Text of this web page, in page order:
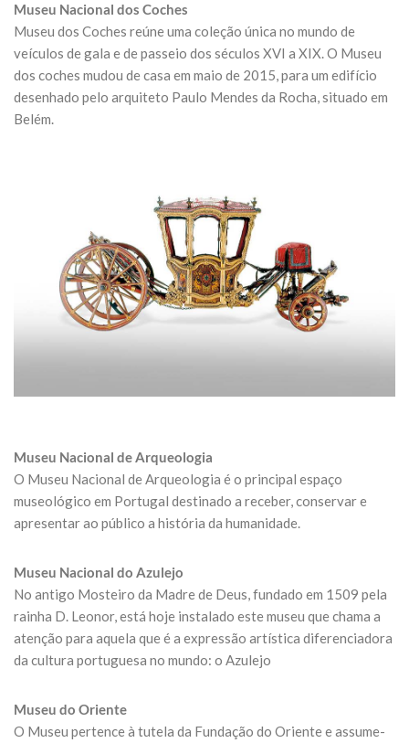
Museu Nacional dos Coches
Museu dos Coches reúne uma coleção única no mundo de
veículos de gala e de passeio dos séculos XVI a XIX. O Museu
dos coches mudou de casa em maio de 2015, para um edifício
desenhado pelo arquiteto Paulo Mendes da Rocha, situado em
Belém.
Museu Nacional de Arqueologia
O Museu Nacional de Arqueologia é o principal espaço
museológico em Portugal destinado a receber, conservar e
apresentar ao público a história da humanidade.
Museu Nacional do Azulejo
No antigo Mosteiro da Madre de Deus, fundado em 1509 pela
rainha D. Leonor, está hoje instalado este museu que chama a
atenção para aquela que é a expressão artística diferenciadora
da cultura portuguesa no mundo: o Azulejo
Museu do Oriente
O Museu pertence à tutela da Fundação do Oriente e assume-